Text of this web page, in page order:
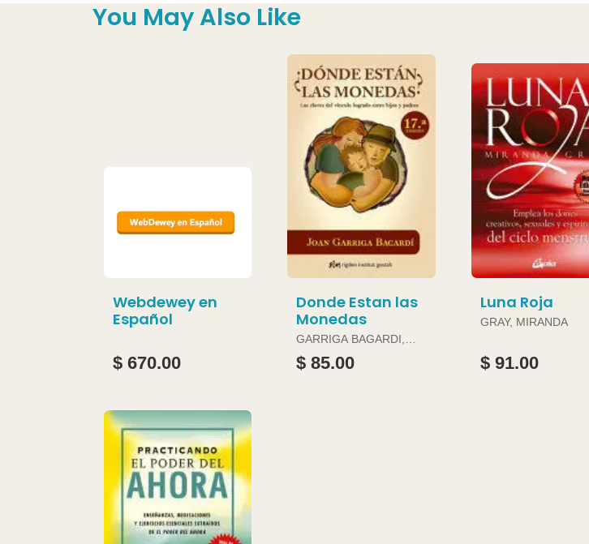
You May Also Like
Webdewey en
Español
$ 670.00
Donde Estan las
Monedas
GARRIGA BAGARDI,
JOAN
$ 85.00
Luna Roja
GRAY, MIRANDA
$ 91.00